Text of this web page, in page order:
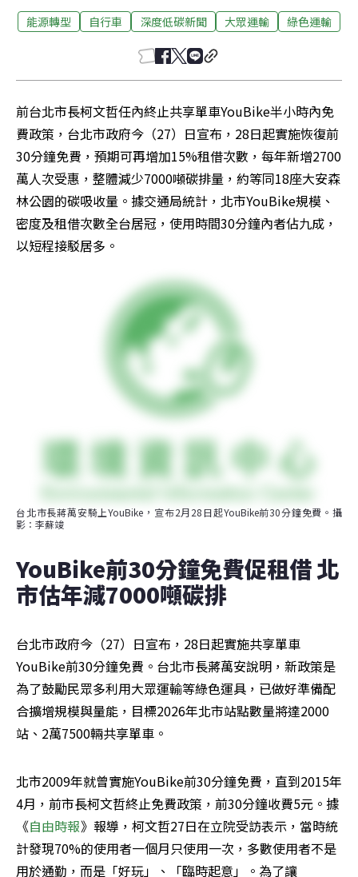
能源轉型 自行車 深度低碳新聞 大眾運輸 綠色運輸
前台北市長柯文哲任內終止共享單車YouBike半小時內免
費政策，台北市政府今（27）日宣布，28日起實施恢復前
30分鐘免費，預期可再增加15%租借次數，每年新增2700
萬人次受惠，整體減少7000噸碳排量，約等同18座大安森
林公園的碳吸收量。據交通局統計，北市YouBike規模、
密度及租借次數全台居冠，使用時間30分鐘內者佔九成，
以短程接駁居多。
台北市長蔣萬安騎上YouBike，宣布2月28日起YouBike前30分鐘免費。攝
影：李蘇竣
YouBike前30分鐘免費促租借 北
市估年減7000噸碳排
台北市政府今（27）日宣布，28日起實施共享單車
YouBike前30分鐘免費。台北市長蔣萬安說明，新政策是
為了鼓勵民眾多利用大眾運輸等綠色運具，已做好準備配
合擴增規模與量能，目標2026年北市站點數量將達2000
站、2萬7500輛共享單車。
北市2009年就曾實施YouBike前30分鐘免費，直到2015年
4月，前市長柯文哲終止免費政策，前30分鐘收費5元。據
《自由時報》報導，柯文哲27日在立院受訪表示，當時統
計發現70%的使用者一個月只使用一次，多數使用者不是
用於通勤，而是「好玩」、「臨時起意」。為了讓